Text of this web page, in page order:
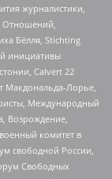
журналистики,
Отношений,
Бёлля, Stichting
инициативы
Calvert 22
Макдональда-Лорье,
Международный
Возрождение,
комитет в
свободной России,
Свободных